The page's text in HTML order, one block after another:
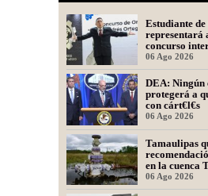
Estudiante
representará
concurso
oratoria en
06 Ago 2026
DEA:
protegerá a
con cárt€l€s
06 Ago 2026
Tamaulipas
en la cuenca
Misantla,
científico
06 Ago 2026